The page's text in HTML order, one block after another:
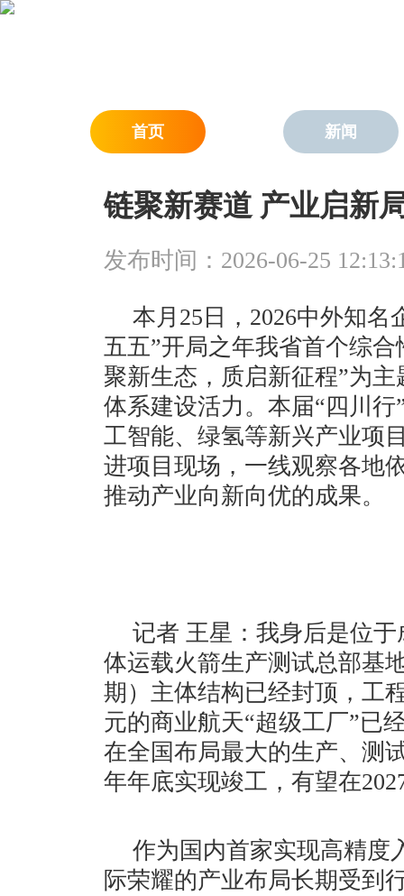
首页 新闻
链聚新赛道 产业启新
发布时间：2026-06-25
本月25日，2026中外知
五五”开局之年我省首个综
聚新生态，质启新征程”为
体系建设活力。本届“四川
工智能、绿氢等新兴产业项
进项目现场，一线观察各地
推动产业向新向优的成果。
记者 王星：我身后是位
体运载火箭生产测试总部基
期）主体结构已经封顶，工
元的商业航天“超级工厂”已
在全国布局最大的生产、测
年年底实现竣工，有望在
作为国内首家实现高精度
际荣耀的产业布局长期受到